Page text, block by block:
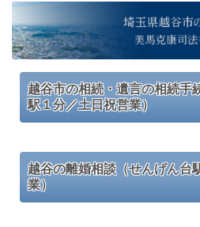
越谷市の相続・遺言の相続手
駅１分／土日祝営業）
越谷の離婚相談（せんげん台
業）